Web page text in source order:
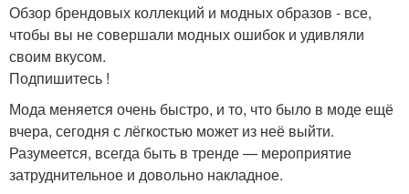
Обзор брендовых коллекций и модных образов - все,
чтобы вы не совершали модных ошибок и удивляли
своим вкусом.
Подпишитесь !
Мода меняется очень быстро, и то, что было в моде ещё
вчера, сегодня с лёгкостью может из неё выйти.
Разумеется, всегда быть в тренде — мероприятие
затруднительное и довольно накладное.